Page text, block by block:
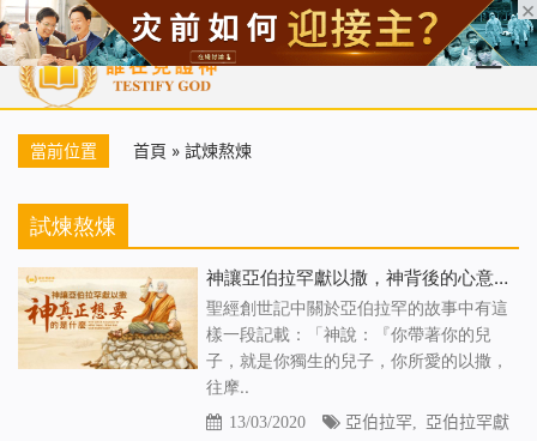
首頁 每日靈糧 天國福音 基督徒見證 信仰解答 聖經
當前位置 首頁 » 試煉熬煉
試煉熬煉
神讓亞伯拉罕獻以撒，神背後的心意你知道嗎
聖經創世記中關於亞伯拉罕的故事中有這
樣一段記載：「神說：『你帶著你的兒
子，就是你獨生的兒子，你所愛的以撒，
往摩..
13/03/2020 亞伯拉罕
亞伯拉罕獻